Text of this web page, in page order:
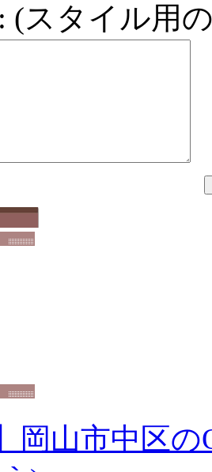
(スタイル用
岡山市中区